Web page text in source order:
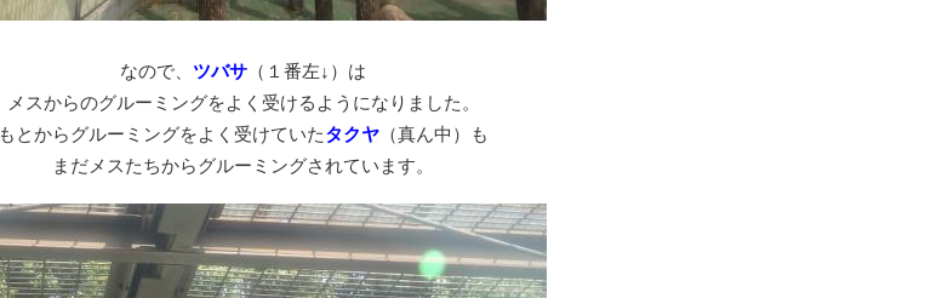
なので、 ツバサ （１番左↓）は
メスからのグルーミングをよく受けるようになりました。
もとからグルーミングをよく受けていたタクヤ （真ん中）も
まだメスたちからグルーミングされています。